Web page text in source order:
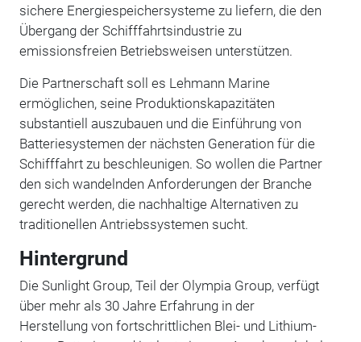
sichere Energiespeichersysteme zu liefern, die den
Übergang der Schifffahrtsindustrie zu
emissionsfreien Betriebsweisen unterstützen.
Die Partnerschaft soll es Lehmann Marine
ermöglichen, seine Produktionskapazitäten
substantiell auszubauen und die Einführung von
Batteriesystemen der nächsten Generation für die
Schifffahrt zu beschleunigen. So wollen die Partner
den sich wandelnden Anforderungen der Branche
gerecht werden, die nachhaltige Alternativen zu
traditionellen Antriebssystemen sucht.
Hintergrund
Die Sunlight Group, Teil der Olympia Group, verfügt
über mehr als 30 Jahre Erfahrung in der
Herstellung von fortschrittlichen Blei- und Lithium-